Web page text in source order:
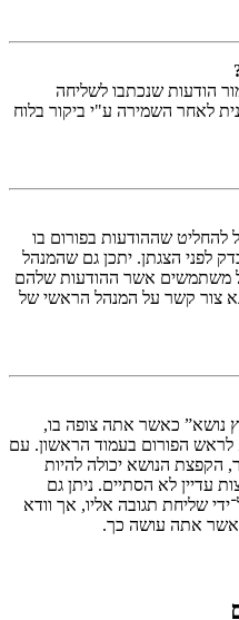
הודעות שנכתבו לשליחה
לאחר השמירה ע"י ביקור בלוח
שההודעות בפורום בו
לפני הצגתן. יתכן גם שהמנהל
משתמשים אשר ההודעות שלהם
צור קשר על המנהל הראשי של
נושא” כאשר אתה צופה בו,
הפורום בעמוד הראשון. עם
הקפצת הנושא יכולה להיות
עדיין לא הסתיים. ניתן גם
שליחת תגובה אליו, אך וודא
אתה עושה כך.